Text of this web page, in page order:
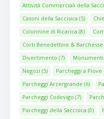
Attività Commerciali della
Casoni della Saccisica (5)
Colonnine di Ricarica (8)
Corti Benedettine & Barchesse
Divertimento (7)
Negozi (5) Parcheggi a
Parcheggi Arzergrande (6)
Parcheggi Codevigo (7)
Parcheggi della Saccisica (0)